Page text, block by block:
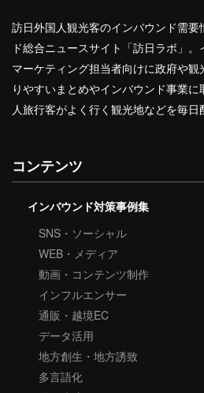
訪日外国人観光客のインバウンド需
ド総合ニュースサイト「訪日ラボ」
マーケティング担当者向けに政府や
りやすいまとめやインバウンド事業
人旅行客がよく行く観光地などを毎日
コンテンツ
インバウンド対策事例集
SNS・ソーシャル
WEB・メディア
動画・コンテンツ制作
インフルエンサー
通販・越境EC
データ活用
地方創生・地方誘致
多言語化